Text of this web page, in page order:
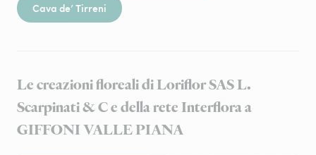
Cava de’ Tirreni
Le creazioni floreali di Loriflor SAS L.
Scarpinati & C e della rete Interflora a
GIFFONI VALLE PIANA